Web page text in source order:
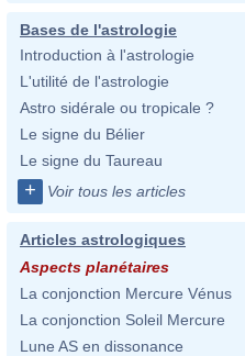
Bases de l'astrologie
Introduction à l'astrologie
L'utilité de l'astrologie
Astro sidérale ou tropicale ?
Le signe du Bélier
Le signe du Taureau
+ Voir tous les articles
Articles astrologiques
Aspects planétaires
La conjonction Mercure Vénus
La conjonction Soleil Mercure
Lune AS en dissonance